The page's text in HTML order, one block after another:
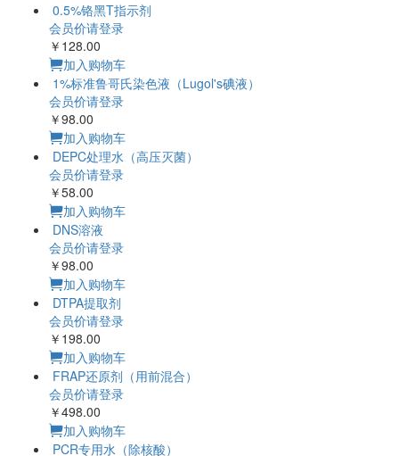
0.5%铬黑T指示剂
会员价请登录
￥128.00
加入购物车
1%标准鲁哥氏染色液（Lugol's碘液）
会员价请登录
￥98.00
加入购物车
DEPC处理水（高压灭菌）
会员价请登录
￥58.00
加入购物车
DNS溶液
会员价请登录
￥98.00
加入购物车
DTPA提取剂
会员价请登录
￥198.00
加入购物车
FRAP还原剂（用前混合）
会员价请登录
￥498.00
加入购物车
PCR专用水（除核酸）